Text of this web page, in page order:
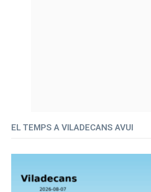
EL TEMPS A VILADECANS AVUI